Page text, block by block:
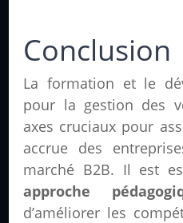
Conclusion
La formation et le
pour la gestion des
axes cruciaux pour
accrue des
marché B2B. Il est
approche
d’améliorer les